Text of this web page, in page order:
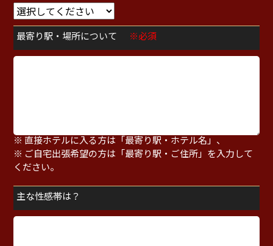
最寄り駅・場所について ※必須
※ 直接ホテルに入る方は「最寄り駅・ホテル名」、
※ ご自宅出張希望の方は「最寄り駅・ご住所」を入力して
ください。
主な性感帯は？